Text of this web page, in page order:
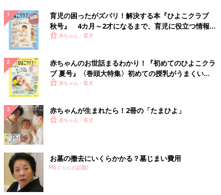
育児の困ったがズバリ！解決する本『ひよこクラブ
秋号』 4カ月～2才になるまで、育児に役立つ情報が
いっぱい！
赤ちゃん・育児
赤ちゃんのお世話まるわかり！『初めてのひよこクラ
ブ 夏号』〈巻頭大特集〉初めての授乳がうまくい
く！ おっぱい・ミルクの基本と夏のトラブル 解決テ
赤ちゃん・育児
赤ちゃんが生まれたら！2冊の「たまひよ」
赤ちゃん・育児
お墓の撤去にいくらかかる？墓じまい費用
PR(くらしの話題)